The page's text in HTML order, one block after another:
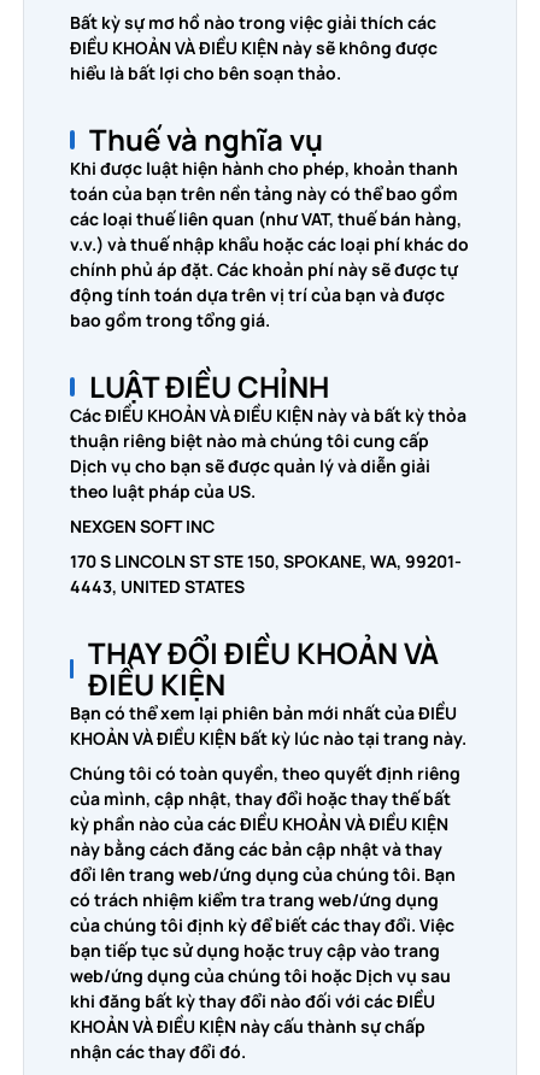
Bất kỳ sự mơ hồ nào trong việc giải thích các
ĐIỀU KHOẢN VÀ ĐIỀU KIỆN này sẽ không được
hiểu là bất lợi cho bên soạn thảo.
Thuế và nghĩa vụ
Khi được luật hiện hành cho phép, khoản thanh
toán của bạn trên nền tảng này có thể bao gồm
các loại thuế liên quan (như VAT, thuế bán hàng,
v.v.) và thuế nhập khẩu hoặc các loại phí khác do
chính phủ áp đặt. Các khoản phí này sẽ được tự
động tính toán dựa trên vị trí của bạn và được
bao gồm trong tổng giá.
LUẬT ĐIỀU CHỈNH
Các ĐIỀU KHOẢN VÀ ĐIỀU KIỆN này và bất kỳ thỏa
thuận riêng biệt nào mà chúng tôi cung cấp
Dịch vụ cho bạn sẽ được quản lý và diễn giải
theo luật pháp của US.
NEXGEN SOFT INC
170 S LINCOLN ST STE 150, SPOKANE, WA, 99201-
4443, UNITED STATES
THAY ĐỔI ĐIỀU KHOẢN VÀ
ĐIỀU KIỆN
Bạn có thể xem lại phiên bản mới nhất của ĐIỀU
KHOẢN VÀ ĐIỀU KIỆN bất kỳ lúc nào tại trang này.
Chúng tôi có toàn quyền, theo quyết định riêng
của mình, cập nhật, thay đổi hoặc thay thế bất
kỳ phần nào của các ĐIỀU KHOẢN VÀ ĐIỀU KIỆN
này bằng cách đăng các bản cập nhật và thay
đổi lên trang web/ứng dụng của chúng tôi. Bạn
có trách nhiệm kiểm tra trang web/ứng dụng
của chúng tôi định kỳ để biết các thay đổi. Việc
bạn tiếp tục sử dụng hoặc truy cập vào trang
web/ứng dụng của chúng tôi hoặc Dịch vụ sau
khi đăng bất kỳ thay đổi nào đối với các ĐIỀU
KHOẢN VÀ ĐIỀU KIỆN này cấu thành sự chấp
nhận các thay đổi đó.